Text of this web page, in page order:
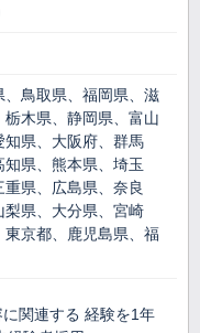
鳥取県、福岡県、滋
木県、静岡県、富山
知県、大阪府、群馬
県、熊本県、埼玉
県、広島県、奈良
梨県、大分県、宮崎
京都、鹿児島県、福
関連する 経験を1年